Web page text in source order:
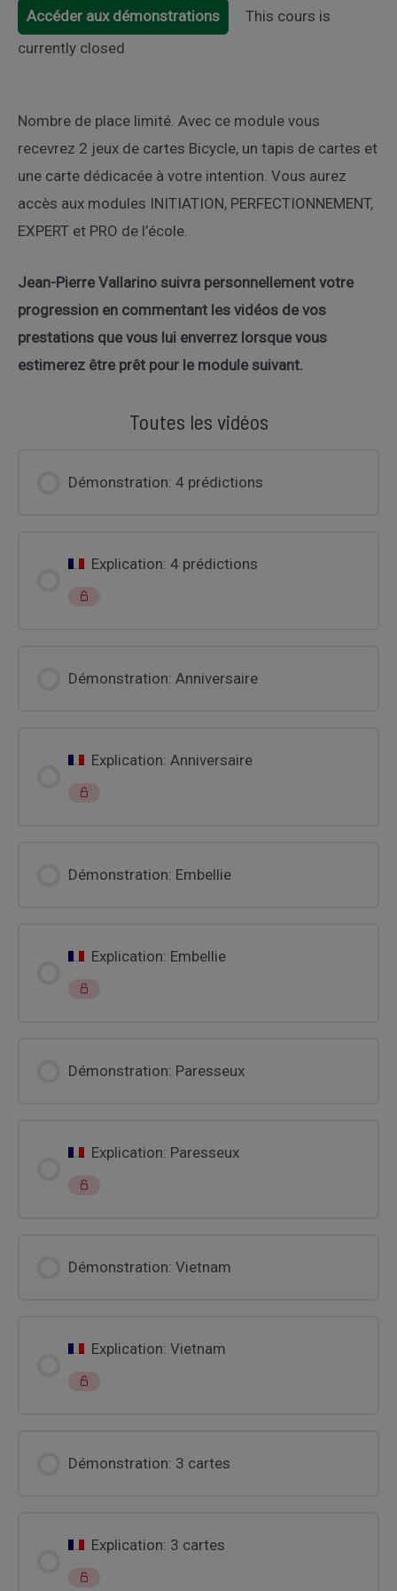
Accéder aux démonstrations
This cours is
currently closed
Nombre de place limité. Avec ce module vous
recevrez 2 jeux de cartes Bicycle, un tapis de cartes et
une carte dédicacée à votre intention. Vous aurez
accès aux modules INITIATION, PERFECTIONNEMENT,
EXPERT et PRO de l’école.
Jean-Pierre Vallarino suivra personnellement votre
progression en commentant les vidéos de vos
prestations que vous lui enverrez lorsque vous
estimerez être prêt pour le module suivant.
Toutes les vidéos
Démonstration: 4 prédictions
Explication: 4 prédictions
Démonstration: Anniversaire
Explication: Anniversaire
Démonstration: Embellie
Explication: Embellie
Démonstration: Paresseux
Explication: Paresseux
Démonstration: Vietnam
Explication: Vietnam
Démonstration: 3 cartes
Explication: 3 cartes